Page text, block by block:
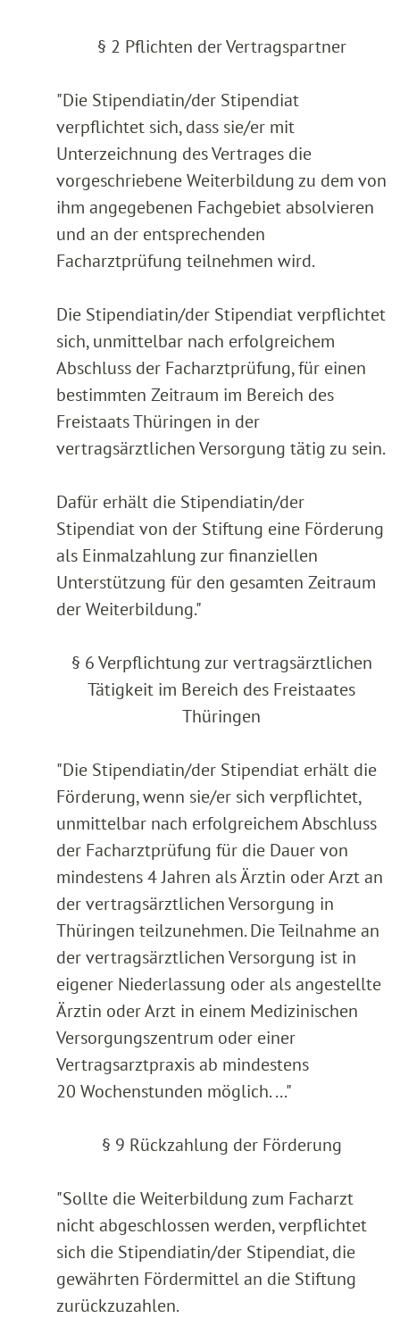
§ 2 Pflichten der Vertragspartner
"Die Stipendiatin/der Stipendiat
verpflichtet sich, dass sie/er mit
Unterzeichnung des Vertrages die
vorgeschriebene Weiterbildung zu dem von
ihm angegebenen Fachgebiet absolvieren
und an der entsprechenden
Facharztprüfung teilnehmen wird.
Die Stipendiatin/der Stipendiat verpflichtet
sich, unmittelbar nach erfolgreichem
Abschluss der Facharztprüfung, für einen
bestimmten Zeitraum im Bereich des
Freistaats Thüringen in der
vertragsärztlichen Versorgung tätig zu sein.
Dafür erhält die Stipendiatin/der
Stipendiat von der Stiftung eine Förderung
als Einmalzahlung zur finanziellen
Unterstützung für den gesamten Zeitraum
der Weiterbildung."
§ 6 Verpflichtung zur vertragsärztlichen
Tätigkeit im Bereich des Freistaates
Thüringen
"Die Stipendiatin/der Stipendiat erhält die
Förderung, wenn sie/er sich verpflichtet,
unmittelbar nach erfolgreichem Abschluss
der Facharztprüfung für die Dauer von
mindestens 4 Jahren als Ärztin oder Arzt an
der vertragsärztlichen Versorgung in
Thüringen teilzunehmen. Die Teilnahme an
der vertragsärztlichen Versorgung ist in
eigener Niederlassung oder als angestellte
Ärztin oder Arzt in einem Medizinischen
Versorgungszentrum oder einer
Vertragsarztpraxis ab mindestens
20 Wochenstunden möglich. ..."
§ 9 Rückzahlung der Förderung
"Sollte die Weiterbildung zum Facharzt
nicht abgeschlossen werden, verpflichtet
sich die Stipendiatin/der Stipendiat, die
gewährten Fördermittel an die Stiftung
zurückzuzahlen.